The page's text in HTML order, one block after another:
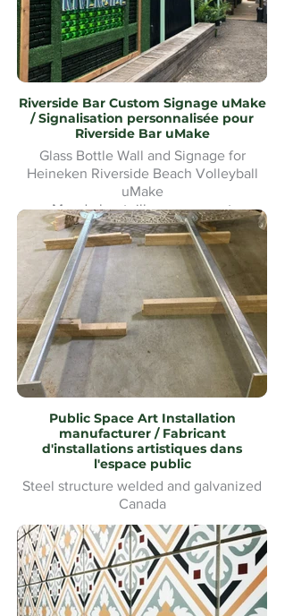
Riverside Bar Custom Signage uMake
/ Signalisation personnalisée pour
Riverside Bar uMake
Glass Bottle Wall and Signage for
Heineken Riverside Beach Volleyball
uMake
Mur de bouteilles en verre et
signalétique pour le Heineken Riverside
Beach Volleyball
Public Space Art Installation
manufacturer / Fabricant
d'installations artistiques dans
l'espace public
Steel structure welded and galvanized
Canada